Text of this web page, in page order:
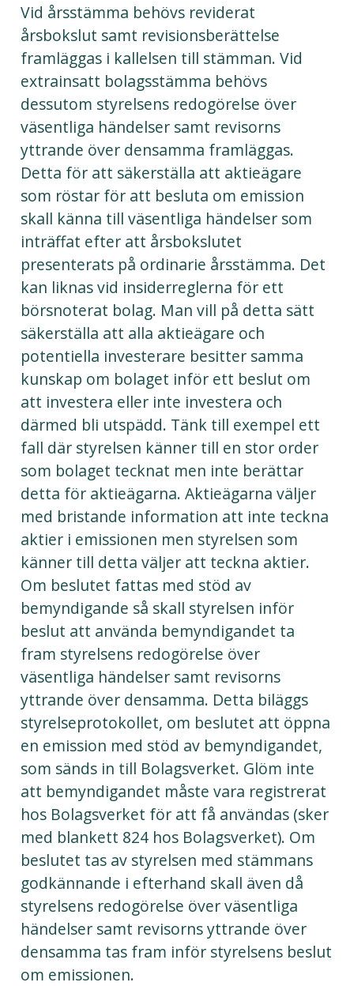
Vid årsstämma behövs reviderat
årsbokslut samt revisionsberättelse
framläggas i kallelsen till stämman. Vid
extrainsatt bolagsstämma behövs
dessutom styrelsens redogörelse över
väsentliga händelser samt revisorns
yttrande över densamma framläggas.
Detta för att säkerställa att aktieägare
som röstar för att besluta om emission
skall känna till väsentliga händelser som
inträffat efter att årsbokslutet
presenterats på ordinarie årsstämma. Det
kan liknas vid insiderreglerna för ett
börsnoterat bolag. Man vill på detta sätt
säkerställa att alla aktieägare och
potentiella investerare besitter samma
kunskap om bolaget inför ett beslut om
att investera eller inte investera och
därmed bli utspädd. Tänk till exempel ett
fall där styrelsen känner till en stor order
som bolaget tecknat men inte berättar
detta för aktieägarna. Aktieägarna väljer
med bristande information att inte teckna
aktier i emissionen men styrelsen som
känner till detta väljer att teckna aktier.
Om beslutet fattas med stöd av
bemyndigande så skall styrelsen inför
beslut att använda bemyndigandet ta
fram styrelsens redogörelse över
väsentliga händelser samt revisorns
yttrande över densamma. Detta biläggs
styrelseprotokollet, om beslutet att öppna
en emission med stöd av bemyndigandet,
som sänds in till Bolagsverket. Glöm inte
att bemyndigandet måste vara registrerat
hos Bolagsverket för att få användas (sker
med blankett 824 hos Bolagsverket). Om
beslutet tas av styrelsen med stämmans
godkännande i efterhand skall även då
styrelsens redogörelse över väsentliga
händelser samt revisorns yttrande över
densamma tas fram inför styrelsens beslut
om emissionen.